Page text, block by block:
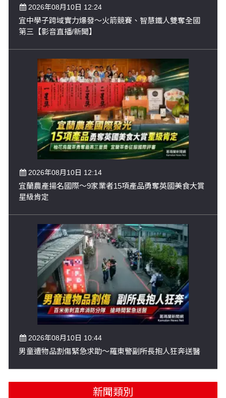
2026年08月10日 12:24
宜中學子跨域實力爆發～火箭競賽、智慧鐵人雙奪全國
第三【影音直播/新聞】
2026年08月10日 12:14
宜蘭農產揚名國際～9家業者15項產品勇奪英國美食大賞
星級肯定
2026年08月10日 10:44
男童遭物品割傷緊急求助～羅東警副所長抱人狂奔送醫
新聞類別